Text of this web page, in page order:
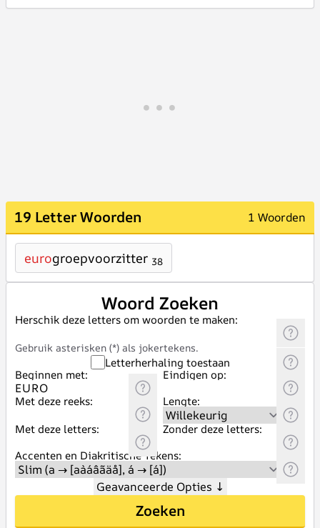
19 Letter Woorden 1 Woorden
eurogroepvoorzitter 38
Woord Zoeken
Herschik deze letters om woorden te maken:
Gebruik asterisken (*) als jokertekens.
Letterherhaling toestaan
Beginnen met:
Eindigen op:
Met deze reeks:
Lengte:
Met deze letters:
Zonder deze letters:
Accenten en Diakritische Tekens:
Geavanceerde Opties ↓
Zoeken